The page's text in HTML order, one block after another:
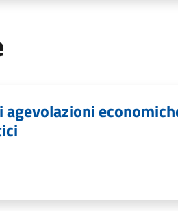
agevolazioni